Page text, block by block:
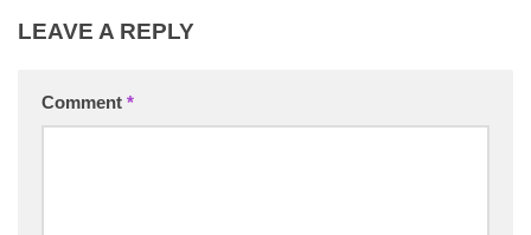
LEAVE A REPLY
Comment *